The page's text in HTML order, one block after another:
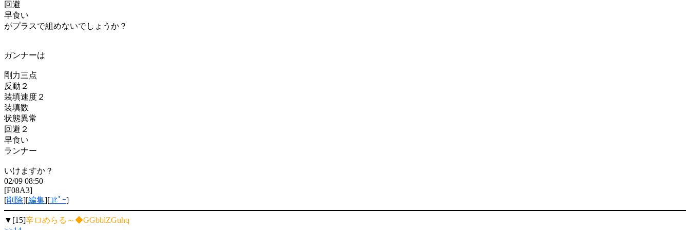
回避
早食い
がプラスで組めないでしょうか？
ガンナーは
剛力三点
反動２
装填速度２
装填数
状態異常
回避２
早食い
ランナー
いけますか？
02/09 08:50
[F08A3]
[削除][編集][ｺﾋﾟｰ]
▼[15]辛ロめらる～◆GGbblZGuhq